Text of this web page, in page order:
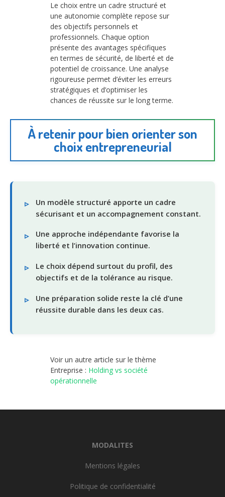
Le choix entre un cadre structuré et
une autonomie complète repose sur
des objectifs personnels et
professionnels. Chaque option
présente des avantages spécifiques
en termes de sécurité, de liberté et de
potentiel de croissance. Une analyse
rigoureuse permet d’éviter les erreurs
stratégiques et d’optimiser les
chances de réussite sur le long terme.
À retenir pour bien orienter son
choix entrepreneurial
Un modèle structuré apporte un cadre
sécurisant et un accompagnement constant.
Une approche indépendante favorise la
liberté et l’innovation continue.
Le choix dépend surtout du profil, des
objectifs et de la tolérance au risque.
Une préparation solide reste la clé d’une
réussite durable dans les deux cas.
Voir un autre article sur le thème
Entreprise : Holding vs société
opérationnelle
MODALITES
Mentions légales
Politique de confidentialité